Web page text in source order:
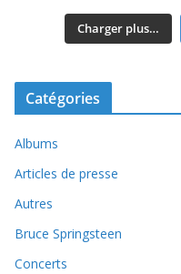
Charger plus…
Catégories
Albums
Articles de presse
Autres
Bruce Springsteen
Concerts